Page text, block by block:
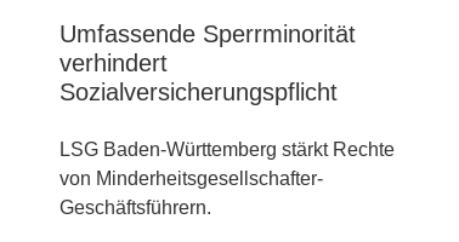
Umfassende Sperrminorität
verhindert
Sozialversicherungspflicht
LSG Baden-Württemberg stärkt Rechte
von Minderheitsgesellschafter-
Geschäftsführern.